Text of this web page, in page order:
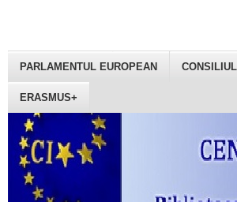
PARLAMENTUL EUROPEAN
ERASMUS+